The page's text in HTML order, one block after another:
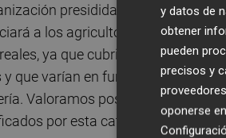
presidida por Cristóbal
a los agricultores y
ya que cubrirán la parte
y que varían en función de los
Valoramos positivamente
por esta catástrofe
y datos de
obtener
pueden
precisos y
oponerse en